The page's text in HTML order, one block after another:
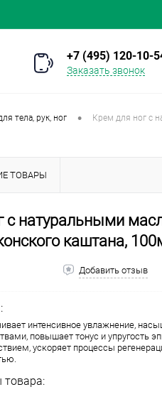
+7 (495) 120-10-
Заказать звонок
тела, рук, ног • Крем для ног с
ТОВАРЫ
с натуральными
каштана,
Добавить отзыв
интенсивное увлажнение,
повышает тонус и упругость
ускоряет процессы
товара: